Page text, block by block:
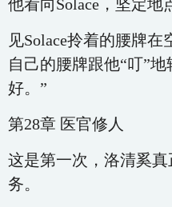
他看向Solace，坚定地
见Solace拎着的腰牌
自己的腰牌跟他“叮”
好。”
第28章 医官修人
这是第一次，洛清奚真
务。